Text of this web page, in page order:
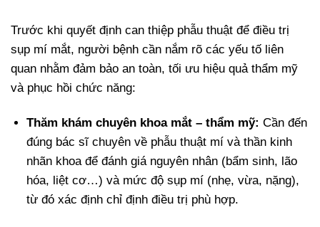
Trước khi quyết định can thiệp phẫu thuật để điều trị
sụp mí mắt, người bệnh cần nắm rõ các yếu tố liên
quan nhằm đảm bảo an toàn, tối ưu hiệu quả thẩm mỹ
và phục hồi chức năng:
Thăm khám chuyên khoa mắt – thẩm mỹ: Cần đến
đúng bác sĩ chuyên về phẫu thuật mí và thần kinh
nhãn khoa để đánh giá nguyên nhân (bẩm sinh, lão
hóa, liệt cơ…) và mức độ sụp mí (nhẹ, vừa, nặng),
từ đó xác định chỉ định điều trị phù hợp.